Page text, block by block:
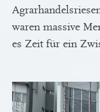
waren massive
es Zeit für ein